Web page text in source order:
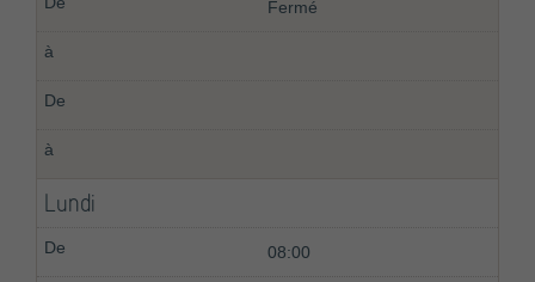
Fermé
Lundi
08:00